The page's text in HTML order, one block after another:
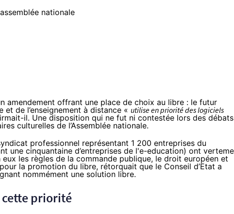
amendement offrant une place de choix au libre : le futur
et de l’enseignement à distance « utilise en priorité des logiciels
il. Une disposition qui ne fut ni contestée lors des débats
culturelles de l’Assemblée nationale.
professionnel représentant 1 200 entreprises du
une cinquantaine d’entreprises de l'e-education) ont
les règles de la commande publique, le droit européen et
la promotion du libre, rétorquait que le Conseil d’Etat a
nommément une solution libre.
cette priorité